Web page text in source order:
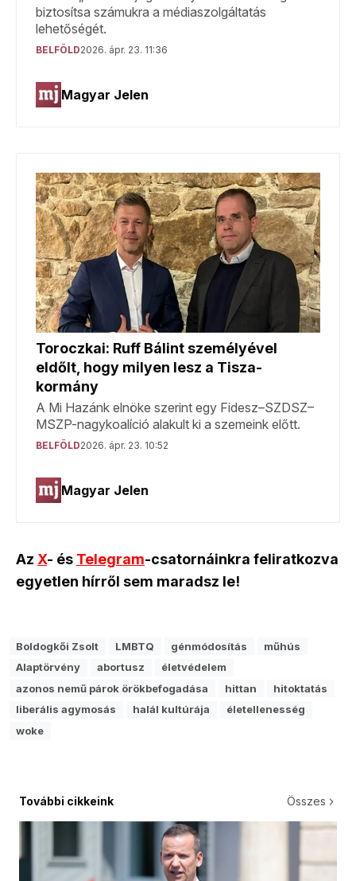
Az X- és Telegram-csatornáinkra feliratkozva
egyetlen hírről sem maradsz le!
Boldogkői Zsolt LMBTQ génmódosítás
műhús
Alaptörvény
abortusz
életvédelem
azonos nemű párok örökbefogadása
hittan
hitoktatás
liberális agymosás
halál kultúrája
életellenesség
woke
További cikkeink Összes